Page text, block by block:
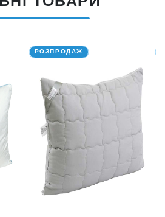
РОЗПРОДАЖ